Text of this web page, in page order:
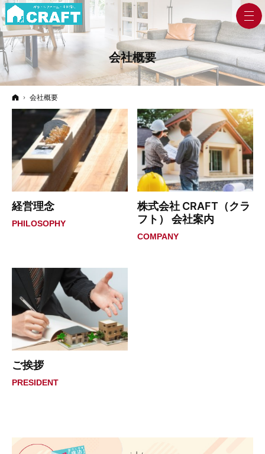
会社概要
ホーム
会社概要
経営理念
PHILOSOPHY
株式会社 CRAFT（クラ
フト） 会社案内
COMPANY
ご挨拶
PRESIDENT